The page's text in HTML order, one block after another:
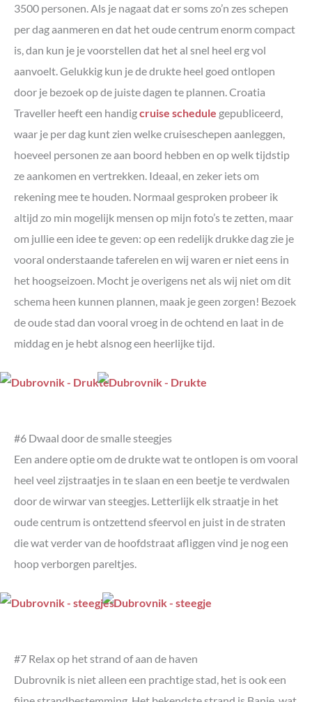
3500 personen. Als je nagaat dat er soms zo’n zes schepen
per dag aanmeren en dat het oude centrum enorm compact
is, dan kun je je voorstellen dat het al snel heel erg vol
aanvoelt. Gelukkig kun je de drukte heel goed ontlopen
door je bezoek op de juiste dagen te plannen. Croatia
Traveller heeft een handigcruise schedule gepubliceerd,
waar je per dag kunt zien welke cruiseschepen aanleggen,
hoeveel personen ze aan boord hebben en op welk tijdstip
ze aankomen en vertrekken. Ideaal, en zeker iets om
rekening mee te houden. Normaal gesproken probeer ik
altijd zo min mogelijk mensen op mijn foto’s te zetten, maar
om jullie een idee te geven: op een redelijk drukke dag zie je
vooral onderstaande taferelen en wij waren er niet eens in
het hoogseizoen. Mocht je overigens net als wij niet om dit
schema heen kunnen plannen, maak je geen zorgen! Bezoek
de oude stad dan vooral vroeg in de ochtend en laat in de
middag en je hebt alsnog een heerlijke tijd.
#6 Dwaal door de smalle steegjes
Een andere optie om de drukte wat te ontlopen is om vooral
heel veel zijstraatjes in te slaan en een beetje te verdwalen
door de wirwar van steegjes. Letterlijk elk straatje in het
oude centrum is ontzettend sfeervol en juist in de straten
die wat verder van de hoofdstraat afliggen vind je nog een
hoop verborgen pareltjes.
#7 Relax op het strand of aan de haven
Dubrovnik is niet alleen een prachtige stad, het is ook een